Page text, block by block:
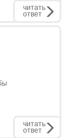
читать
ответ
читать
ответ